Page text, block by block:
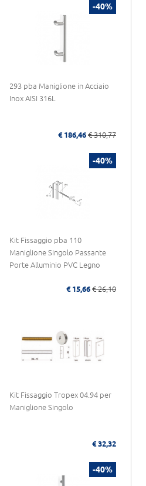
-40%
293 pba Maniglione in Acciaio
Inox AISI 316L
€ 186,46 € 310,77
-40%
Kit Fissaggio pba 110
Maniglione Singolo Passante
Porte Alluminio PVC Legno
€ 15,66 € 26,10
Kit Fissaggio Tropex 04.94 per
Maniglione Singolo
€ 32,32
-40%